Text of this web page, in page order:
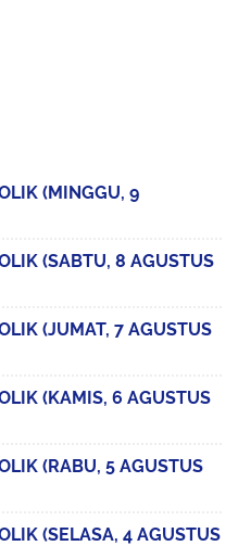
(MINGGU, 9
(SABTU, 8 AGUSTUS
(JUMAT, 7 AGUSTUS
(KAMIS, 6 AGUSTUS
(RABU, 5 AGUSTUS
(SELASA, 4 AGUSTUS